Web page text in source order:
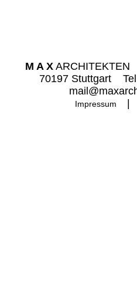
M A X ARCHITEKTEN
70197 Stuttgart
Impressum